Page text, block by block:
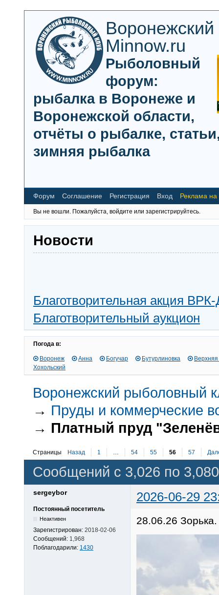
Minnow.ru
Рыболовный
форум:
рыбалка в Воронеже и
Воронежской области,
отчёты о рыбалке,
зимняя рыбалка
Форум Соглашение Регистрация Вход Реклама
Вы не вошли. Пожалуйста, войдите или зарегистрируйтесь.
Новости
Благотворительная акция
Благотворительный аукцион
Погода в:
Воронеж Анна Богучар Бутурлиновка
Хохольский
Воронежский рыболовный
→ Пруды и коммерческие
→ Платный пруд
Страницы Назад 1 54 55 56 57
Сообщений с 3,026 по
sergeybor 2026-06-29
Постоянный посетитель
Неактивен
Зарегистрирован: 2018-02-06
Сообщений: 1,968
Поблагодарили: 1430
28.06.26